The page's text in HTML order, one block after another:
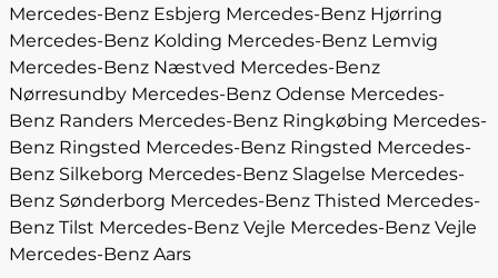
Mercedes-Benz Esbjerg Mercedes-Benz Hjørring
Mercedes-Benz Kolding Mercedes-Benz Lemvig
Mercedes-Benz Næstved Mercedes-Benz
Nørresundby Mercedes-Benz Odense Mercedes-
Benz Randers Mercedes-Benz Ringkøbing Mercedes-
Benz Ringsted Mercedes-Benz Ringsted Mercedes-
Benz Silkeborg Mercedes-Benz Slagelse Mercedes-
Benz Sønderborg Mercedes-Benz Thisted Mercedes-
Benz Tilst Mercedes-Benz Vejle Mercedes-Benz Vejle
Mercedes-Benz Aars